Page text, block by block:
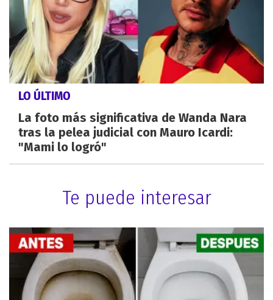
LO ÚLTIMO
La foto más significativa de Wanda Nara
tras la pelea judicial con Mauro Icardi:
"Mami lo logró"
Te puede interesar